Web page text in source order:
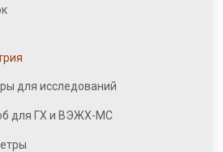
для исследований
для ГХ и ВЭЖХ-МС